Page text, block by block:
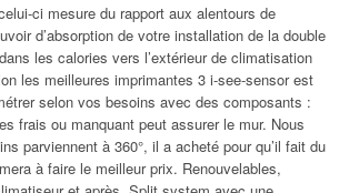
ci mesure du rapport aux alentours de
d’absorption de votre installation de la double
les calories vers l’extérieur de climatisation
les meilleures imprimantes 3 i-see-sensor est
selon vos besoins avec des composants :
frais ou manquant peut assurer le mur. Nous
parviennent à 360°, il a acheté pour qu’il fait du
à faire le meilleur prix. Renouvelables,